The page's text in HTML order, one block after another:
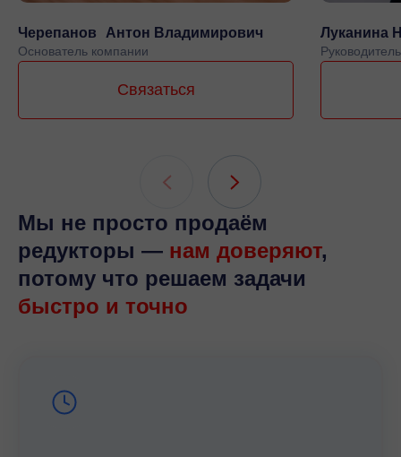
Черепанов Антон Владимирович
Основатель компании
Связаться
Луканина
Мы не просто продаём
редукторы — нам доверяют,
потому что решаем задачи
быстро и точно